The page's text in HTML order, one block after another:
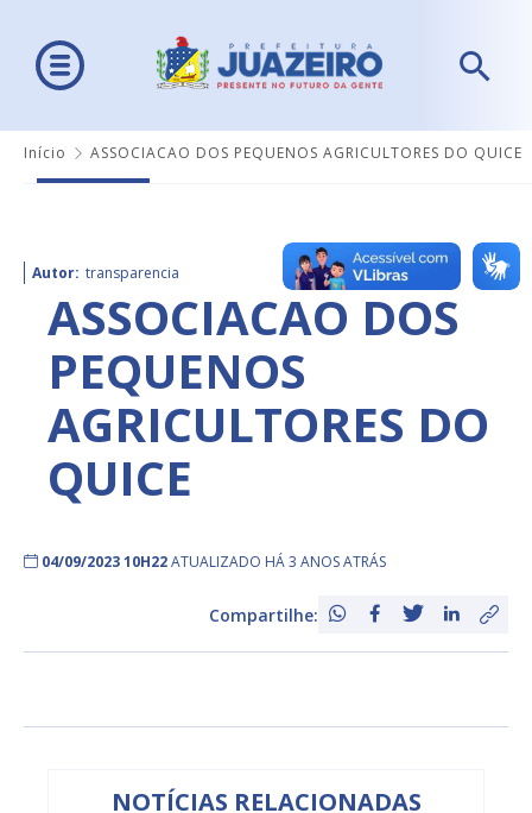
Início ASSOCIACAO DOS PEQUENOS AGRICULTORES DO QUICE
Autor: transparencia
ASSOCIACAO DOS
PEQUENOS
AGRICULTORES DO
QUICE
04/09/2023 10H22ATUALIZADO HÁ 3 ANOS ATRÁS
Compartilhe:
NOTÍCIAS RELACIONADAS